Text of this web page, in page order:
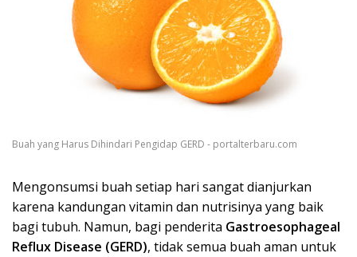
Buah yang Harus Dihindari Pengidap GERD - portalterbaru.com
Mengonsumsi buah setiap hari sangat dianjurkan
karena kandungan vitamin dan nutrisinya yang baik
bagi tubuh. Namun, bagi penderita Gastroesophageal
Reflux Disease (GERD), tidak semua buah aman untuk